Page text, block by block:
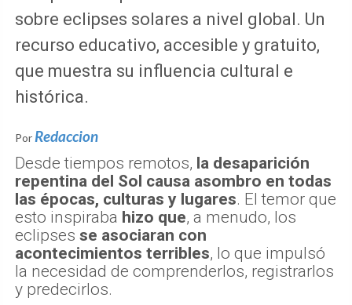
sobre eclipses solares a nivel global. Un
recurso educativo, accesible y gratuito,
que muestra su influencia cultural e
histórica.
Por Redaccion
Desde tiempos remotos, la desaparición
repentina del Sol causa asombro en todas
las épocas, culturas y lugares. El temor que
esto inspiraba hizo que, a menudo, los
eclipses se asociaran con
acontecimientos terribles, lo que impulsó
la necesidad de comprenderlos, registrarlos
y predecirlos.